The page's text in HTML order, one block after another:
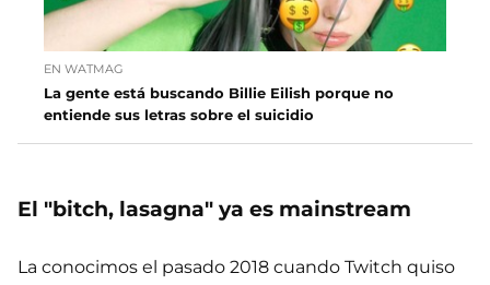
EN WATMAG
La gente está buscando Billie Eilish porque no
entiende sus letras sobre el suicidio
El "bitch, lasagna" ya es mainstream
La conocimos el pasado 2018 cuando Twitch quiso